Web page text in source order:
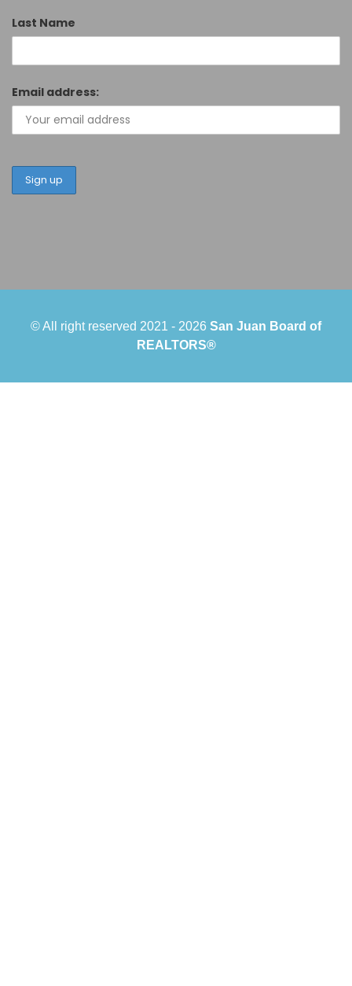
Last Name
Email address:
© All right reserved 2021 - 2026 San Juan Board of
REALTORS®